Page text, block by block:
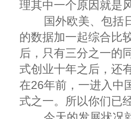
理其中一个原因就是
国外欧美、包括
的数据加一起综合比
后，只有三分之一的
式创业十年之后，还
在26年前，一进入中
式之一。所以你们已